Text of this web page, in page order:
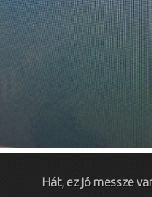
Hát, ez jó messze